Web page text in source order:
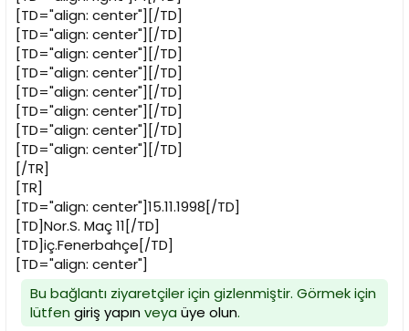
[TD="align: center"][/TD]
[TD="align: center"][/TD]
[TD="align: center"][/TD]
[TD="align: center"][/TD]
[TD="align: center"][/TD]
[TD="align: center"][/TD]
[TD="align: center"][/TD]
[TD="align: center"][/TD]
[/TR]
[TR]
[TD="align: center"]15.11.1998[/TD]
[TD]Nor.S. Maç 11[/TD]
[TD]iç.Fenerbahçe[/TD]
[TD="align: center"]
Bu bağlantı ziyaretçiler için gizlenmiştir. Görmek için
lütfen giriş yapınveya üye olun.